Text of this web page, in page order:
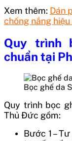
Xem thêm: Dán
chống nắng hiệu
Quy trình
chuẩn tại
Bọc ghế da
Quy trình bọc
Thủ Đức gồm:
Bước 1 –